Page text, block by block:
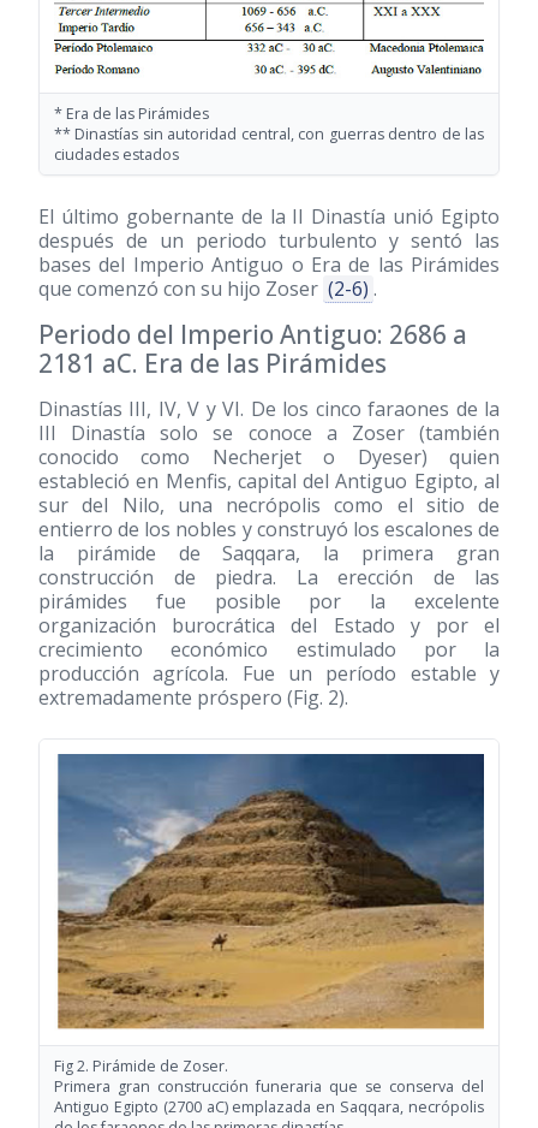
* Era de las Pirámides
** Dinastías sin autoridad central, con guerras dentro de las
ciudades estados
El último gobernante de la II Dinastía unió Egipto
después de un periodo turbulento y sentó las
bases del Imperio Antiguo o Era de las Pirámides
que comenzó con su hijo Zoser (2-6) .
Periodo del Imperio Antiguo: 2686 a
2181 aC. Era de las Pirámides
Dinastías III, IV, V y VI. De los cinco faraones de la
III Dinastía solo se conoce a Zoser (también
conocido como Necherjet o Dyeser) quien
estableció en Menfis, capital del Antiguo Egipto, al
sur del Nilo, una necrópolis como el sitio de
entierro de los nobles y construyó los escalones de
la pirámide de Saqqara, la primera gran
construcción de piedra. La erección de las
pirámides fue posible por la excelente
organización burocrática del Estado y por el
crecimiento económico estimulado por la
producción agrícola. Fue un período estable y
extremadamente próspero (Fig. 2).
Fig 2. Pirámide de Zoser.
Primera gran construcción funeraria que se conserva del
Antiguo Egipto (2700 aC) emplazada en Saqqara, necrópolis